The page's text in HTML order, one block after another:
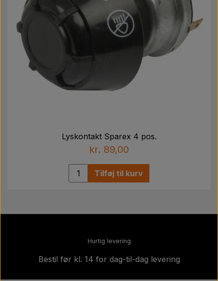
Lyskontakt Sparex 4 pos.
kr. 89,00
Tilføj til kurv
Hurtig levering
Bestil før kl. 14 for dag-til-dag levering